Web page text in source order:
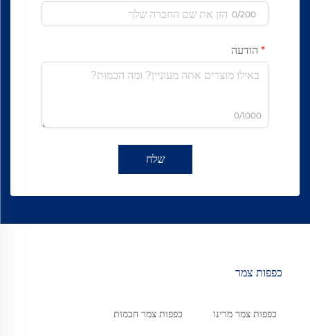
0/200
הודעה
0/1000
שלח
כפפות צמר
כפפות צמר מרינו כפפות צמר חכמות